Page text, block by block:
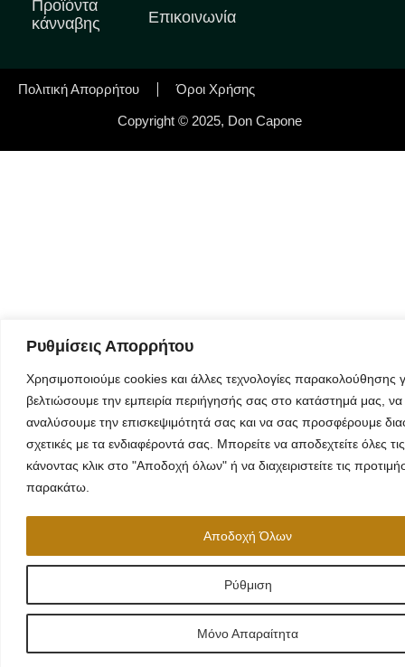
Ρυθμίσεις Απορρήτου
Χρησιμοποιούμε cookies και άλλες τεχνολογίες παρακολούθησης
βελτιώσουμε την εμπειρία περιήγησής σας στο κατάστημά μας, να
αναλύσουμε την επισκεψιμότητά σας και να σας προσφέρουμε
σχετικές με τα ενδιαφέροντά σας. Μπορείτε να αποδεχτείτε όλες
κάνοντας κλικ στο "Αποδοχή όλων" ή να διαχειριστείτε τις
παρακάτω.
Ρύθμιση
Μόνο Απαραίτητα
Αποδοχή Όλων
Προϊόντα
κάνναβης
Επικοινωνία
Copyright © 2025, Don Capone
Πολιτική Απορρήτου Όροι Χρήσης